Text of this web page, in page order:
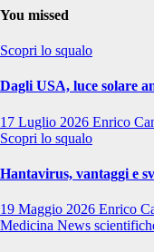
You missed
Scopri lo squalo
Dagli USA, luce solare
17 Luglio 2026 Enrico
Scopri lo squalo
Hantavirus, vantaggi e
19 Maggio 2026 Enrico
Medicina News